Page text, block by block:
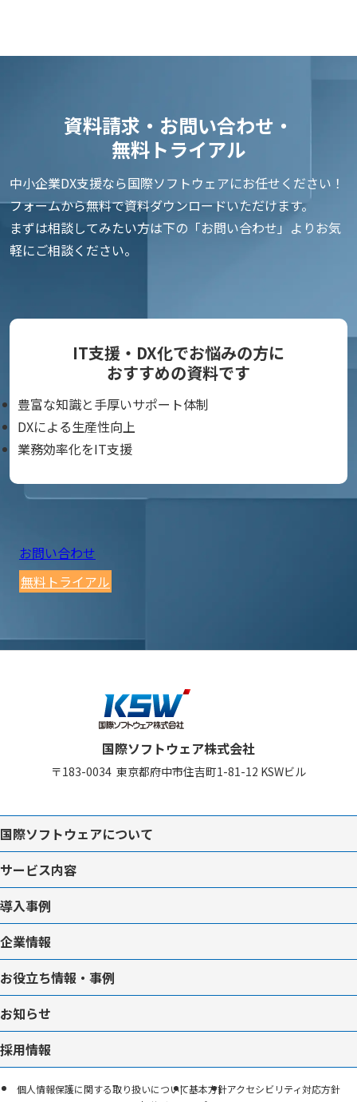
資料請求・お問い合わせ・
無料トライアル
中小企業DX支援なら国際ソフトウェアにお任せください！
フォームから無料で資料ダウンロードいただけます。
まずは相談してみたい方は下の「お問い合わせ」よりお気
軽にご相談ください。
IT支援・DX化でお悩みの方に
おすすめの資料です
豊富な知識と手厚いサポート体制
DXによる生産性向上
業務効率化をIT支援
お問い合わせ
無料トライアル
国際ソフトウェア株式会社
〒183-0034 東京都府中市住吉町1-81-12 KSWビル
国際ソフトウェアについて
サービス内容
導入事例
企業情報
お役立ち情報・事例
お知らせ
採用情報
個人情報保護に関する取り扱いについて基本方針アクセシビリティ対応方針